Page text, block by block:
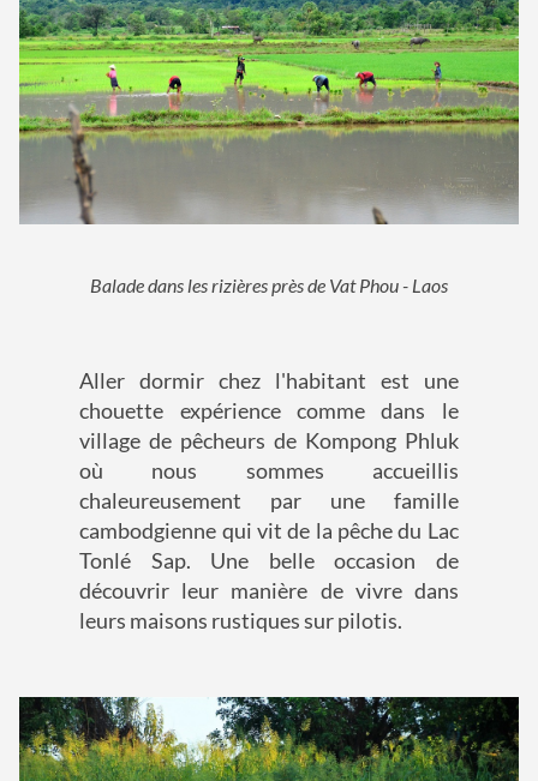
Balade dans les rizières près de Vat Phou - Laos
Aller dormir chez l'habitant est une
chouette expérience comme dans le
village de pêcheurs de Kompong Phluk
où nous sommes accueillis
chaleureusement par une famille
cambodgienne qui vit de la pêche du Lac
Tonlé Sap. Une belle occasion de
découvrir leur manière de vivre dans
leurs maisons rustiques sur pilotis.